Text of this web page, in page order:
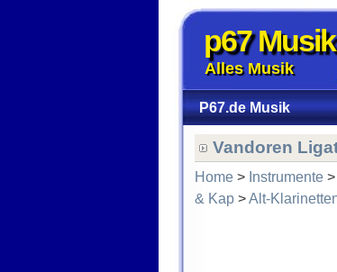
p67 Musik
Alles Musik
P67.de Musik
Vandoren
Home > Instrumente >
& Kap >Alt-